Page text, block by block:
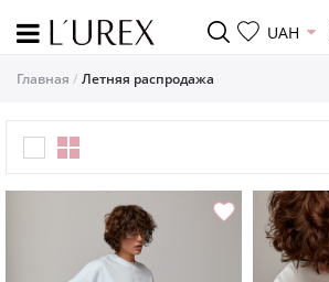
UAH
Главная Летняя распродажа